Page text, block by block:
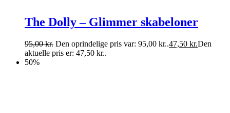
The Dolly – Glimmer skabeloner
95,00kr. Den oprindelige pris var: 95,00 kr..47,50 kr.Den
aktuelle pris er: 47,50 kr..
50%